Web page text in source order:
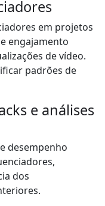
em projetos
engajamento
de vídeo.
padrões de
e análises
desempenho
dos